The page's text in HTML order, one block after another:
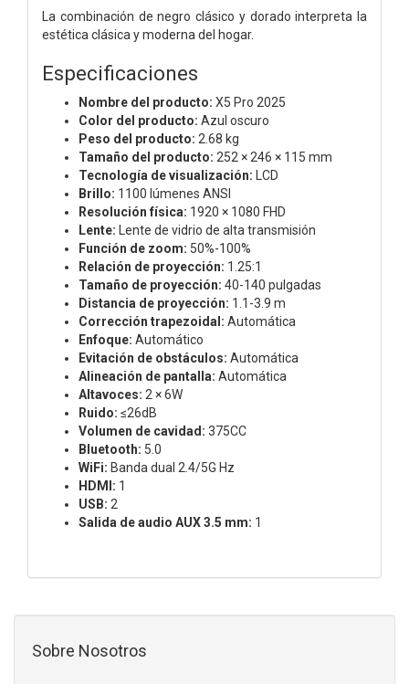
La combinación de negro clásico y dorado interpreta la
estética clásica y moderna del hogar.
Especificaciones
Nombre del producto: X5 Pro 2025
Color del producto: Azul oscuro
Peso del producto: 2.68 kg
Tamaño del producto: 252 × 246 × 115 mm
Tecnología de visualización: LCD
Brillo: 1100 lúmenes ANSI
Resolución física: 1920 × 1080 FHD
Lente: Lente de vidrio de alta transmisión
Función de zoom: 50%-100%
Relación de proyección: 1.25:1
Tamaño de proyección: 40-140 pulgadas
Distancia de proyección: 1.1-3.9 m
Corrección trapezoidal: Automática
Enfoque: Automático
Evitación de obstáculos: Automática
Alineación de pantalla: Automática
Altavoces: 2 × 6W
Ruido: ≤26dB
Volumen de cavidad: 375CC
Bluetooth: 5.0
WiFi: Banda dual 2.4/5G Hz
HDMI: 1
USB: 2
Salida de audio AUX 3.5 mm: 1
Sobre Nosotros